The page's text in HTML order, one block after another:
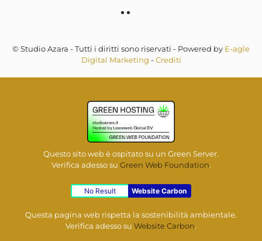
© Studio Azara - Tutti i diritti sono riservati - Powered by E-agle
Digital Marketing -Crediti
Questo sito web è ospitato su un Green Server.
Verifica adesso su Green Web Foundation.
No Result Website Carbon
Questa pagina web rispetta la sostenibilità ambientale.
Verifica adesso su Website Carbon.